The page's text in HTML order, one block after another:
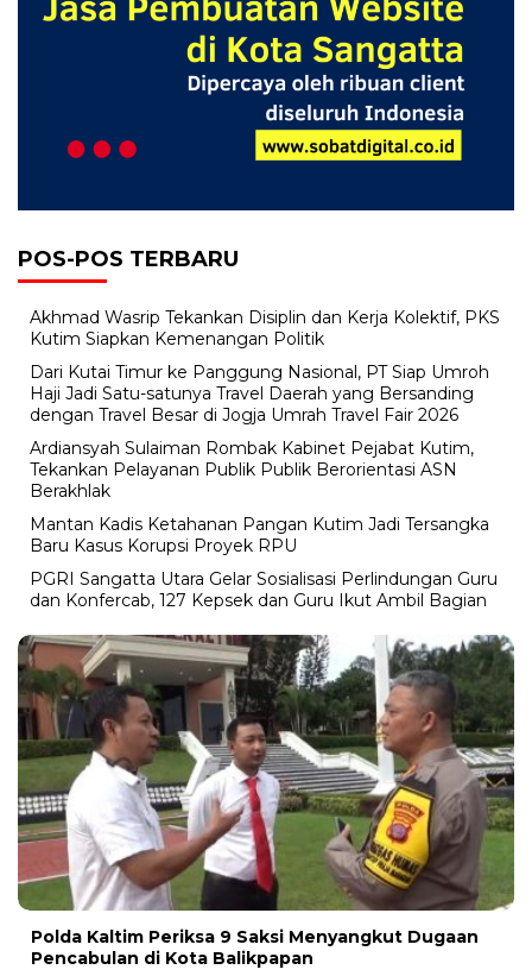
POS-POS TERBARU
Akhmad Wasrip Tekankan Disiplin dan Kerja Kolektif, PKS
Kutim Siapkan Kemenangan Politik
Dari Kutai Timur ke Panggung Nasional, PT Siap Umroh
Haji Jadi Satu-satunya Travel Daerah yang Bersanding
dengan Travel Besar di Jogja Umrah Travel Fair 2026
Ardiansyah Sulaiman Rombak Kabinet Pejabat Kutim,
Tekankan Pelayanan Publik Publik Berorientasi ASN
Berakhlak
Mantan Kadis Ketahanan Pangan Kutim Jadi Tersangka
Baru Kasus Korupsi Proyek RPU
PGRI Sangatta Utara Gelar Sosialisasi Perlindungan Guru
dan Konfercab, 127 Kepsek dan Guru Ikut Ambil Bagian
Polda Kaltim Periksa 9 Saksi Menyangkut Dugaan
Pencabulan di Kota Balikpapan